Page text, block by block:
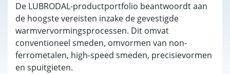
De LUBRODAL-productportfolio beantwoordt aan
de hoogste vereisten inzake de gevestigde
warmvervormingsprocessen. Dit omvat
conventioneel smeden, omvormen van non-
ferrometalen, high-speed smeden, precisievormen
en spuitgieten.